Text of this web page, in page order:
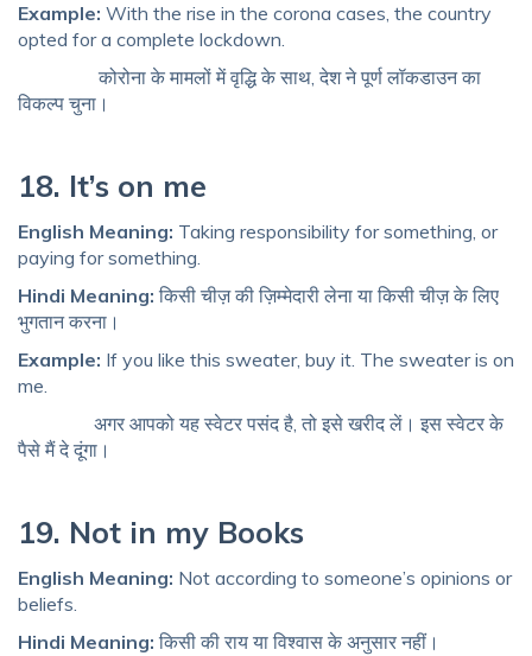
Example: With the rise in the corona cases, the country
opted for a complete lockdown.
कोरोना के मामलों में वृद्धि के साथ, देश ने पूर्ण लॉकडाउन का
विकल्प चुना।
18. It’s on me
English Meaning: Taking responsibility for something, or
paying for something.
Hindi Meaning: किसी चीज़ की ज़िम्मेदारी लेना या किसी चीज़ के लिए
भुगतान करना।
Example: If you like this sweater, buy it. The sweater is on
me.
अगर आपको यह स्वेटर पसंद है, तो इसे खरीद लें। इस स्वेटर के
पैसे मैं दे दूंगा।
19. Not in my Books
English Meaning: Not according to someone’s opinions or
beliefs.
Hindi Meaning: किसी की राय या विश्वास के अनुसार नहीं।